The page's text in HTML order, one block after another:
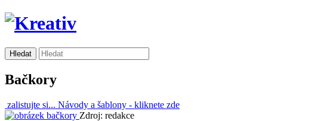
Bačkory
zalistujte si... Návody a šablony - kliknete zde
Zdroj: redakce